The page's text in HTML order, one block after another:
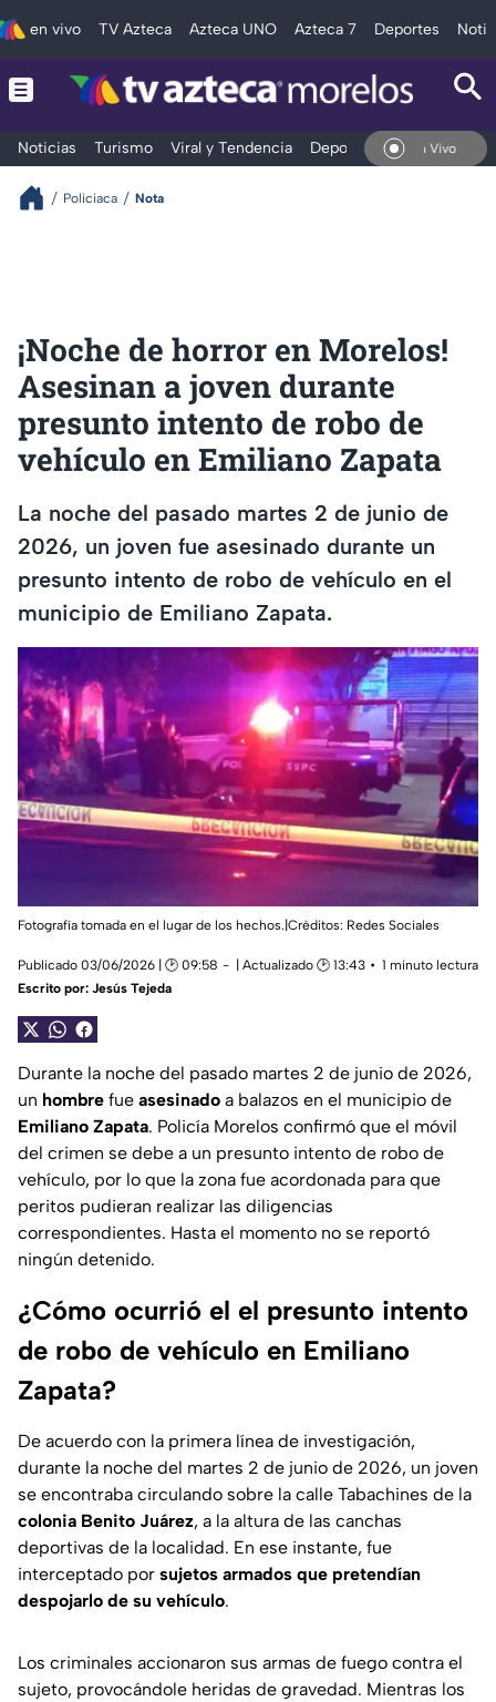
en vivo TV Azteca Azteca UNO Azteca 7 Deportes
Noticias Turismo Viral y Tendencia Deportes Espectáculos
En Vivo
Policiaca Nota
¡Noche de horror en Morelos!
Asesinan a joven durante
presunto intento de robo de
vehículo en Emiliano Zapata
La noche del pasado martes 2 de junio de
2026, un joven fue asesinado durante un
presunto intento de robo de vehículo en el
municipio de Emiliano Zapata.
Fotografía tomada en el lugar de los hechos.|Créditos: Redes Sociales
Publicado 03/06/2026 | 🕑 09:58 | Actualizado 🕑 13:43
1 minuto lectura
Escrito por: Jesús Tejeda
Durante la noche del pasado martes 2 de junio de 2026,
un hombre fue asesinado a balazos en el municipio de
Emiliano Zapata. Policía Morelos confirmó que el móvil
del crimen se debe a un presunto intento de robo de
vehículo, por lo que la zona fue acordonada para que
peritos pudieran realizar las diligencias
correspondientes. Hasta el momento no se reportó
ningún detenido.
¿Cómo ocurrió el el presunto intento
de robo de vehículo en Emiliano
Zapata?
De acuerdo con la primera línea de investigación,
durante la noche del martes 2 de junio de 2026, un joven
se encontraba circulando sobre la calle Tabachines de la
colonia Benito Juárez, a la altura de las canchas
deportivas de la localidad. En ese instante, fue
interceptado por sujetos armados que pretendían
despojarlo de su vehículo.
Los criminales accionaron sus armas de fuego contra el
sujeto, provocándole heridas de gravedad. Mientras los